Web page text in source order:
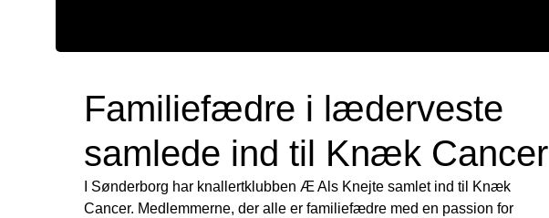
Familiefædre i læderveste
samlede ind til Knæk Cancer
I Sønderborg har knallertklubben Æ Als Knejte samlet ind til Knæk
Cancer. Medlemmerne, der alle er familiefædre med en passion for